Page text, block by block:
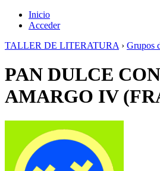
Inicio
Acceder
TALLER DE LITERATURA › Grupos
PAN DULCE
AMARGO IV